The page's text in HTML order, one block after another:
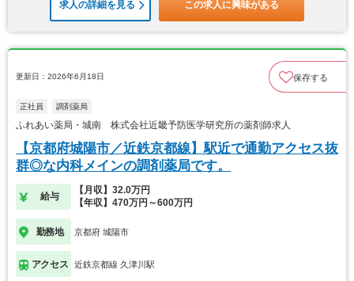
求人の詳細を見る この求人に興味がある
更新日：2026年6月18日 保存する
正社員 調剤薬局
ふれあい薬局・城南 株式会社近畿予防医学研究所の薬剤師求人
【京都府城陽市／近鉄京都線】駅近で通勤アクセス抜
群◎な内科メインの調剤薬局です。
給与
【月収】32.0万円
【年収】470万円～600万円
勤務地 京都府 城陽市
アクセス 近鉄京都線 久津川駅